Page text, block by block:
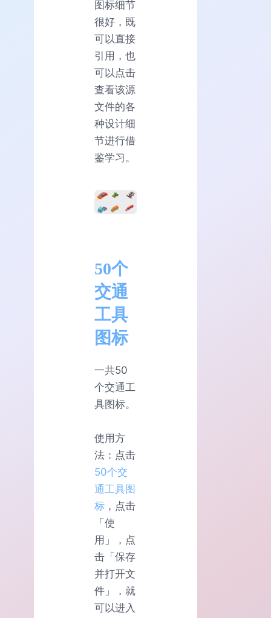
图标细节
很好，既
可以直接
引用，也
可以点击
查看该源
文件的各
种设计细
节进行借
鉴学习。
50个
交通
工具
图标
一共50
个交通工
具图标。
使用方
法：点击
50个交
通工具图
标 ，点击
「使
用」，点
击「保存
并打开文
件」，就
可以进入